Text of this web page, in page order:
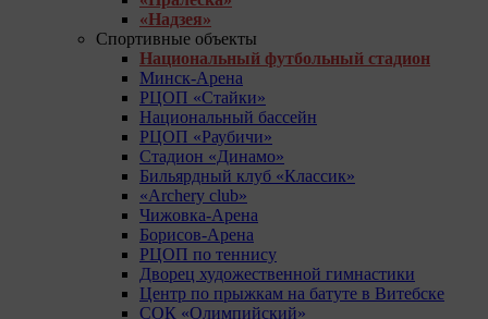
«Надзея»
Спортивные объекты
Национальный футбольный стадион
Минск-Арена
РЦОП «Стайки»
Национальный бассейн
РЦОП «Раубичи»
Стадион «Динамо»
Бильярдный клуб «Классик»
«Archery club»
Чижовка-Арена
Борисов-Арена
РЦОП по теннису
Дворец художественной гимнастики
Центр по прыжкам на батуте в Витебске
СОК «Олимпийский»